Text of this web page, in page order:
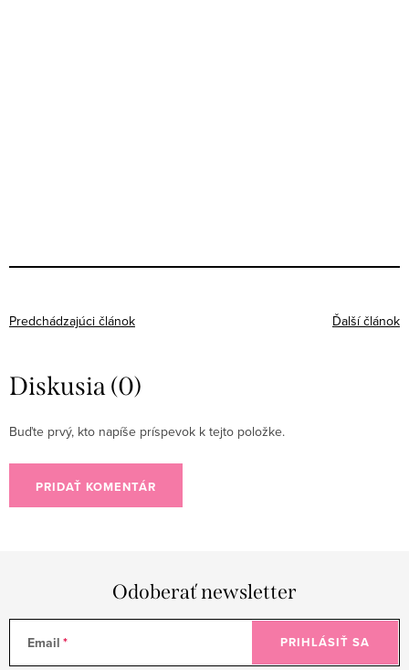
Predchádzajúci článok Ďalší článok
Diskusia (0)
Buďte prvý, kto napíše príspevok k tejto položke.
PRIDAŤ KOMENTÁR
Odoberať newsletter
Email PRIHLÁSIŤ SA